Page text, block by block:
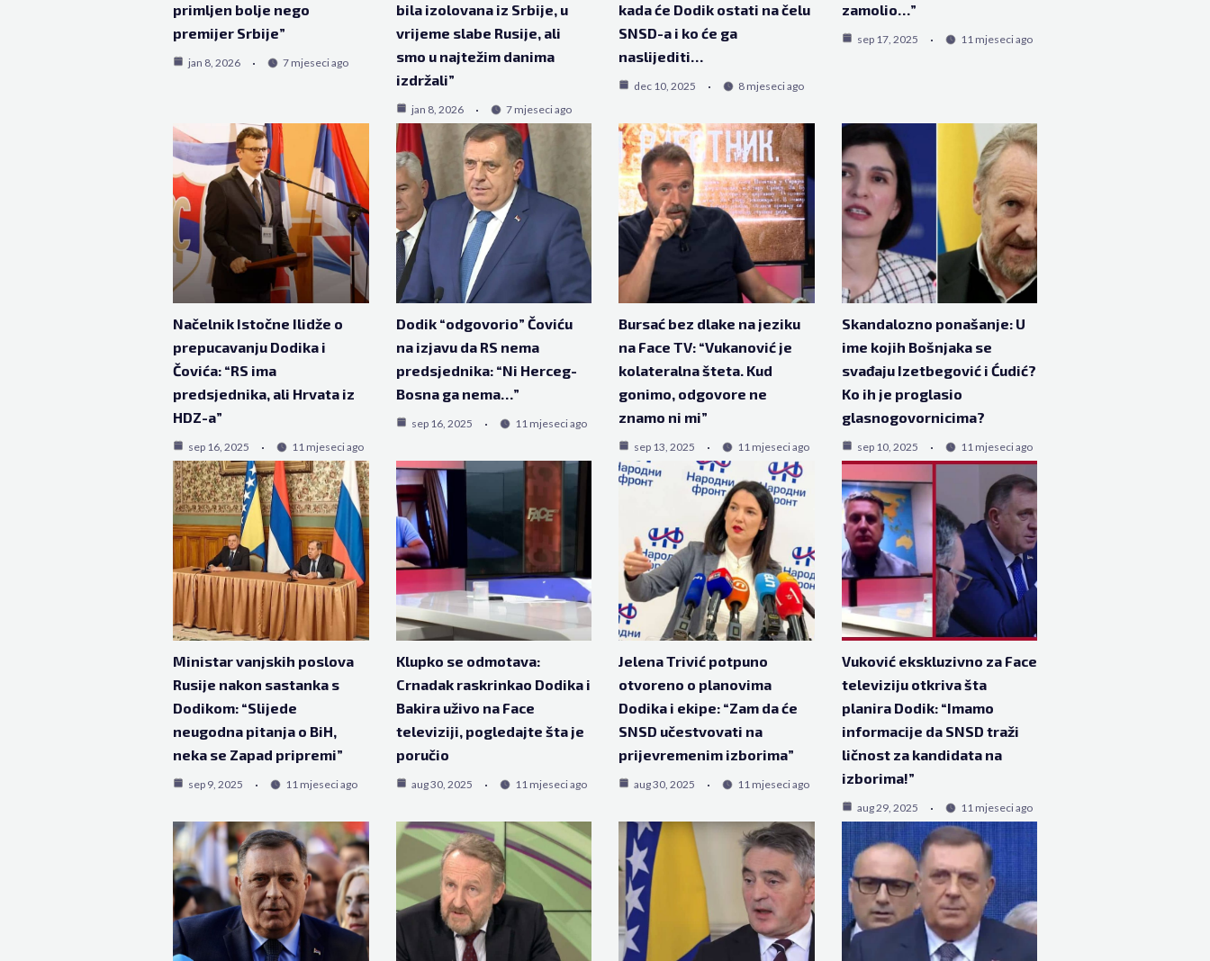
primljen bolje nego
premijer Srbije”
jan 8, 2026 7 mjeseci ago
bila izolovana iz Srbije, u
vrijeme slabe Rusije, ali
smo u najtežim danima
izdržali”
jan 8, 2026 7 mjeseci ago
kada će Dodik ostati na čelu
SNSD-a i ko će ga
naslijediti…
dec 10, 2025 8 mjeseci ago
zamolio…”
sep 17, 2025 11 mjeseci ago
Načelnik Istočne Ilidže o
prepucavanju Dodika i
Čovića: “RS ima
predsjednika, ali Hrvata iz
HDZ-a”
sep 16, 2025 11 mjeseci ago
Dodik “odgovorio” Čoviću
na izjavu da RS nema
predsjednika: “Ni Herceg-
Bosna ga nema…”
sep 16, 2025 11 mjeseci ago
Bursać bez dlake na jeziku
na Face TV: “Vukanović je
kolateralna šteta. Kud
gonimo, odgovore ne
znamo ni mi”
sep 13, 2025 11 mjeseci ago
Skandalozno ponašanje: U
ime kojih Bošnjaka se
svađaju Izetbegović i Ćudić?
Ko ih je proglasio
glasnogovornicima?
sep 10, 2025 11 mjeseci ago
Ministar vanjskih poslova
Rusije nakon sastanka s
Dodikom: “Slijede
neugodna pitanja o BiH,
neka se Zapad pripremi”
sep 9, 2025 11 mjeseci ago
Klupko se odmotava:
Crnadak raskrinkao Dodika i
Bakira uživo na Face
televiziji, pogledajte šta je
poručio
aug 30, 2025 11 mjeseci ago
Jelena Trivić potpuno
otvoreno o planovima
Dodika i ekipe: “Zam da će
SNSD učestvovati na
prijevremenim izborima”
aug 30, 2025 11 mjeseci ago
Vuković ekskluzivno za Face
televiziju otkriva šta
planira Dodik: “Imamo
informacije da SNSD traži
ličnost za kandidata na
izborima!”
aug 29, 2025 11 mjeseci ago